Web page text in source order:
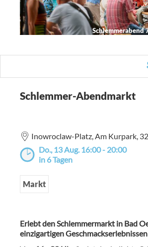
Schlemmerabend
Schlemmer-Abendmarkt
Inowroclaw-Platz,Am Kurpark,
Do., 13 Aug. 16:00 - 20:00
in 6 Tagen
Markt
Erlebt den Schlemmermarkt in Bad
einzigartigen